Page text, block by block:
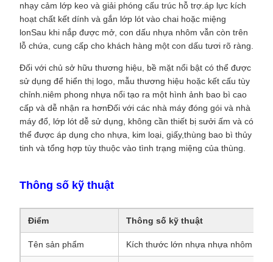
nhạy cảm lớp keo và giải phóng cấu trúc hỗ trợ.áp lực kích
hoạt chất kết dính và gắn lớp lót vào chai hoặc miệng
lonSau khi nắp được mở, con dấu nhựa nhôm vẫn còn trên
lỗ chứa, cung cấp cho khách hàng một con dấu tươi rõ ràng.
Đối với chủ sở hữu thương hiệu, bề mặt nổi bật có thể được
sử dụng để hiển thị logo, mẫu thương hiệu hoặc kết cấu tùy
chỉnh.niêm phong nhựa nổi tạo ra một hình ảnh bao bì cao
cấp và dễ nhận ra hơnĐối với các nhà máy đóng gói và nhà
máy đổ, lớp lót dễ sử dụng, không cần thiết bị sưởi ấm và có
thể được áp dụng cho nhựa, kim loại, giấy,thùng bao bì thủy
tinh và tổng hợp tùy thuộc vào tình trạng miệng của thùng.
Thông số kỹ thuật
Điểm Thông số kỹ thuật
Tên sản phẩm Kích thước lớn nhựa nhựa nhôm áp